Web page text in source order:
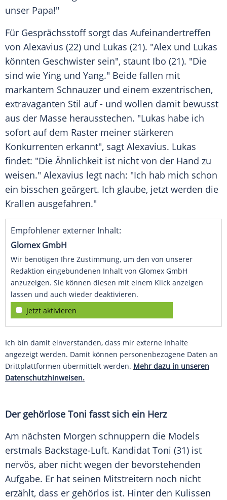
unser Papa!"
Für Gesprächsstoff sorgt das Aufeinandertreffen
von Alexavius (22) und Lukas (21). "Alex und Lukas
könnten Geschwister sein", staunt Ibo (21). "Die
sind wie Ying und Yang." Beide fallen mit
markantem Schnauzer und einem exzentrischen,
extravaganten Stil auf - und wollen damit bewusst
aus der Masse herausstechen. "Lukas habe ich
sofort auf dem Raster meiner stärkeren
Konkurrenten erkannt", sagt Alexavius. Lukas
findet: "Die Ähnlichkeit ist nicht von der Hand zu
weisen." Alexavius legt nach: "Ich hab mich schon
ein bisschen geärgert. Ich glaube, jetzt werden die
Krallen ausgefahren."
Empfohlener externer Inhalt:
Glomex GmbH
Wir benötigen Ihre Zustimmung, um den von unserer
Redaktion eingebundenen Inhalt von Glomex GmbH
anzuzeigen. Sie können diesen mit einem Klick anzeigen
lassen und auch wieder deaktivieren.
jetzt aktivieren
Ich bin damit einverstanden, dass mir externe Inhalte
angezeigt werden. Damit können personenbezogene Daten an
Drittplattformen übermittelt werden. Mehr dazu in unseren
Datenschutzhinweisen.
Der gehörlose Toni fasst sich ein Herz
Am nächsten Morgen schnuppern die Models
erstmals Backstage-Luft. Kandidat Toni (31) ist
nervös, aber nicht wegen der bevorstehenden
Aufgabe. Er hat seinen Mitstreitern noch nicht
erzählt, dass er gehörlos ist. Hinter den Kulissen